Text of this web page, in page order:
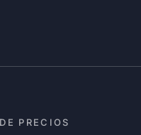
PRECIOS